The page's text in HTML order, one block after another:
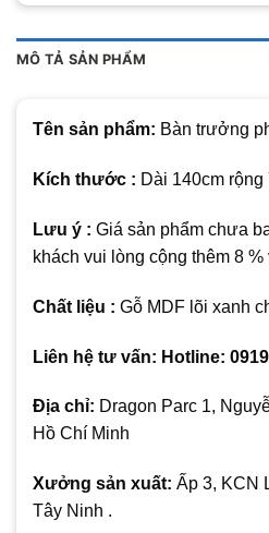
MÔ TẢ SẢN PHẨM
Tên sản phẩm: Bàn trưởng
Kích thước : Dài 140cm
Lưu ý : Giá sản phẩm chưa
khách vui lòng cộng thêm 8 %
Chất liệu : Gỗ MDF lõi xanh
Liên hệ tư vấn: Hotline:
Địa chỉ: Dragon Parc 1,
Hồ Chí Minh
Xưởng sản xuất: Ấp 3, KCN
Tây Ninh .